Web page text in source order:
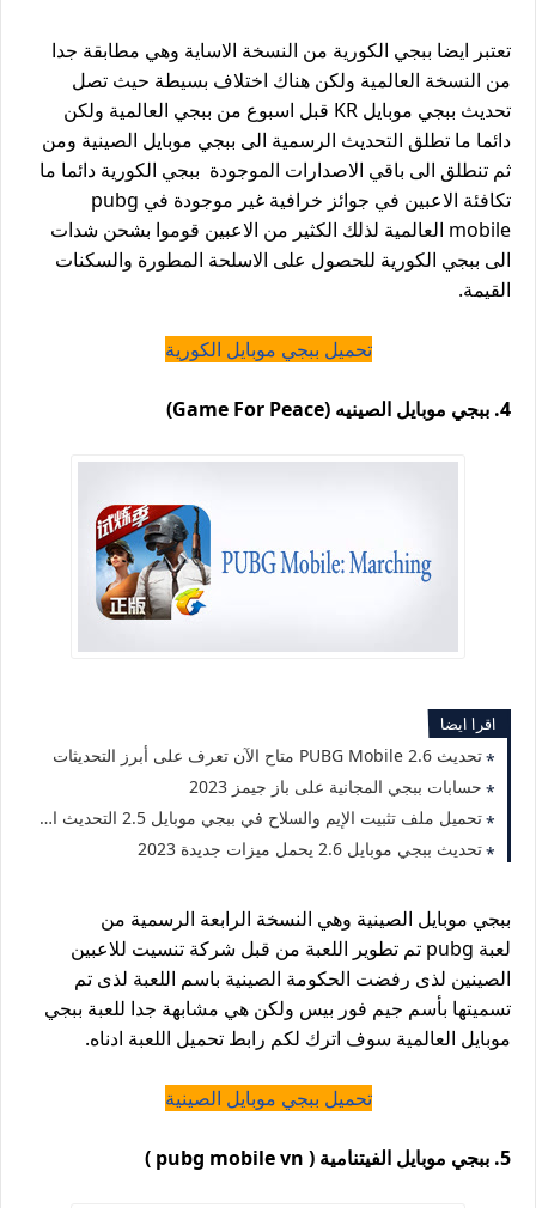
تعتبر ايضا ببجي الكورية من النسخة الاساية وهي مطابقة جدا
من النسخة العالمية ولكن هناك اختلاف بسيطة حيث تصل
تحديث ببجي موبايل KR قبل اسبوع من ببجي العالمية ولكن
دائما ما تطلق التحديث الرسمية الى ببجي موبايل الصينية ومن
ثم تنطلق الى باقي الاصدارات الموجودة ببجي الكورية دائما ما
تكافئة الاعبين في جوائز خرافية غير موجودة في pubg
mobile العالمية لذلك الكثير من الاعبين قوموا بشحن شدات
الى ببجي الكورية للحصول على الاسلحة المطورة والسكنات
القيمة.
تحميل ببجي موبايل الكورية
4. ببجي موبايل الصينيه (Game For Peace)
اقرا ايضا
تحديث PUBG Mobile 2.6 متاح الآن تعرف على أبرز التحديثات
حسابات ببجي المجانية على باز جيمز 2023
تحميل ملف تثبيت الإيم والسلاح في ببجي موبايل 2.5 التحديث الجديد 2023
تحديث ببجي موبايل 2.6 يحمل ميزات جديدة 2023
ببجي موبايل الصينية وهي النسخة الرابعة الرسمية من
لعبة pubg تم تطوير اللعبة من قبل شركة تنسيت للاعبين
الصينين لذى رفضت الحكومة الصينية باسم اللعبة لذى تم
تسميتها بأسم جيم فور بيس ولكن هي مشابهة جدا للعبة ببجي
موبايل العالمية سوف اترك لكم رابط تحميل اللعبة ادناه.
تحميل ببجي موبايل الصينية
5. ببجي موبايل الفيتنامية ( pubg mobile vn )